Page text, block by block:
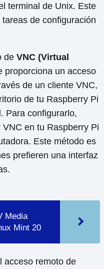
terminal de Unix. Este
de configuración
de VNC (Virtual
proporciona un acceso
de un cliente VNC,
de tu Raspberry Pi
Para configurarlo,
en tu Raspberry Pi
Este método es
prefieren una interfaz
Media
Mint 20
acceso remoto de